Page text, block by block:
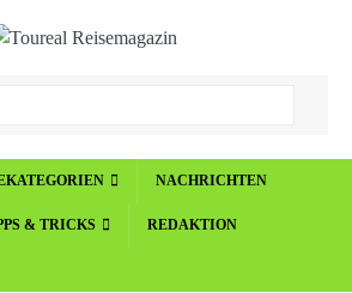
NACHRICHTEN
& TRICKS REDAKTION